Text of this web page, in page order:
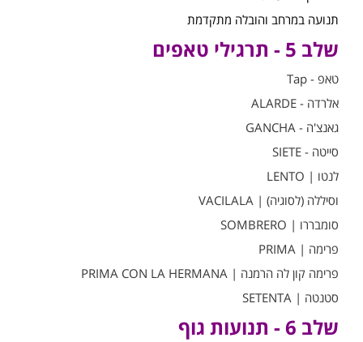
תנועה במרחב והובלה מתקדמת
שלב 5 - תרגילי טאפים
טאפ - Tap
אלרדה - ALARDE
גאנצ'ה - GANCHA
סייטה - SIETE
לנטו | LENTO
וסיללה (לסוגיה) | VACILALA
סומבררו | SOMBRERO
פרימה | PRIMA
פרימה קון לה הרמנה | PRIMA CON LA HERMANA
סטנטה | SETENTA
שלב 6 - תנועות גוף